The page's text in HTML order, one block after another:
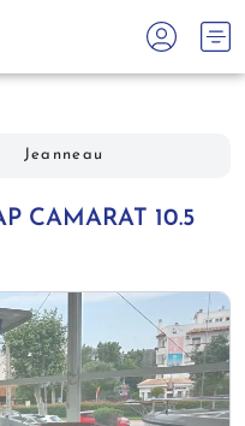
Jeanneau
CAMARAT 10.5